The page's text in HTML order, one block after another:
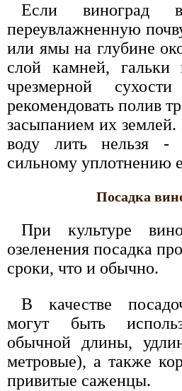
Если виноград
переувлажненную
или ямы на глубине
слой камней,
чрезмерной
рекомендовать полив
засыпанием их
воду лить нельзя -
сильному уплотнению
Посадка
При культуре
озеленения посадка
сроки, что и обычно.
В качестве
могут быть
обычной длины,
метровые), а также
привитые саженцы.